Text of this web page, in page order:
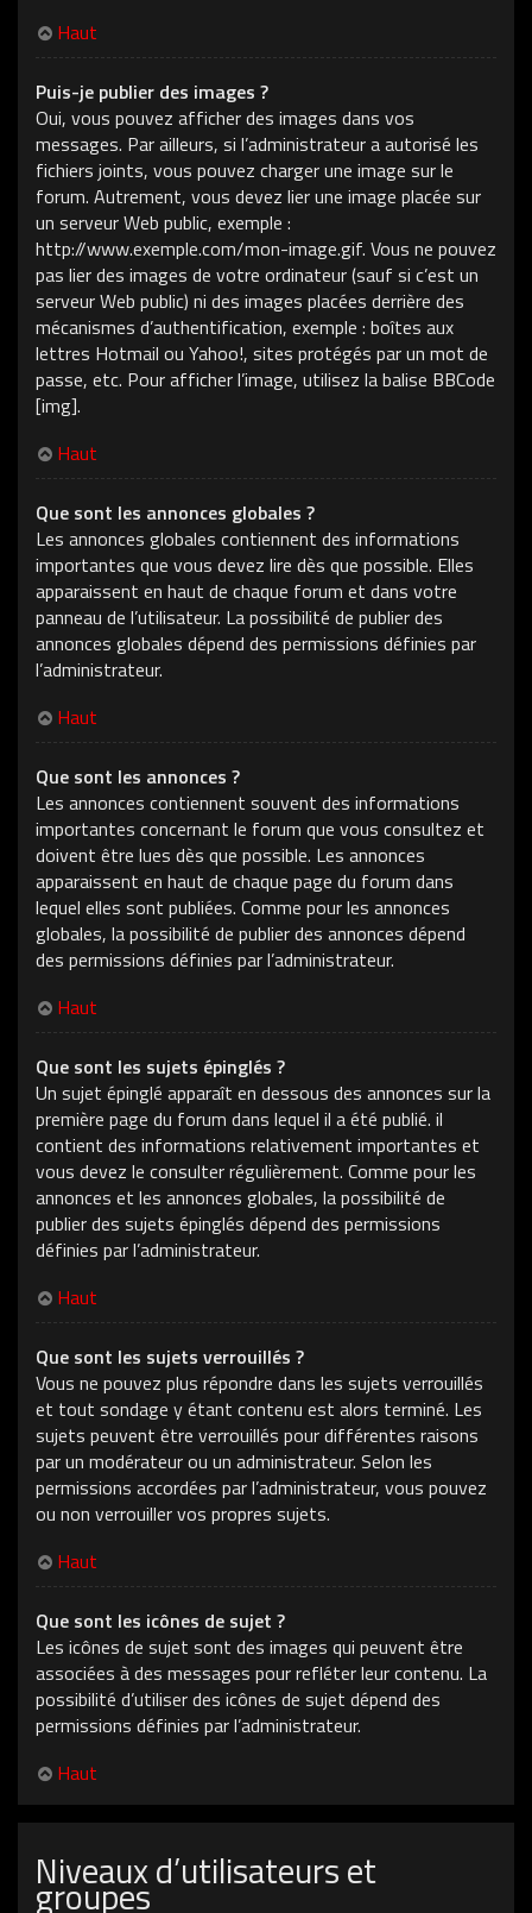
Haut
Puis-je publier des images ?
Oui, vous pouvez afficher des images dans vos
messages. Par ailleurs, si l’administrateur a autorisé les
fichiers joints, vous pouvez charger une image sur le
forum. Autrement, vous devez lier une image placée sur
un serveur Web public, exemple :
http://www.exemple.com/mon-image.gif. Vous ne pouvez
pas lier des images de votre ordinateur (sauf si c’est un
serveur Web public) ni des images placées derrière des
mécanismes d’authentification, exemple : boîtes aux
lettres Hotmail ou Yahoo!, sites protégés par un mot de
passe, etc. Pour afficher l’image, utilisez la balise BBCode
[img].
Haut
Que sont les annonces globales ?
Les annonces globales contiennent des informations
importantes que vous devez lire dès que possible. Elles
apparaissent en haut de chaque forum et dans votre
panneau de l’utilisateur. La possibilité de publier des
annonces globales dépend des permissions définies par
l’administrateur.
Haut
Que sont les annonces ?
Les annonces contiennent souvent des informations
importantes concernant le forum que vous consultez et
doivent être lues dès que possible. Les annonces
apparaissent en haut de chaque page du forum dans
lequel elles sont publiées. Comme pour les annonces
globales, la possibilité de publier des annonces dépend
des permissions définies par l’administrateur.
Haut
Que sont les sujets épinglés ?
Un sujet épinglé apparaît en dessous des annonces sur la
première page du forum dans lequel il a été publié. il
contient des informations relativement importantes et
vous devez le consulter régulièrement. Comme pour les
annonces et les annonces globales, la possibilité de
publier des sujets épinglés dépend des permissions
définies par l’administrateur.
Haut
Que sont les sujets verrouillés ?
Vous ne pouvez plus répondre dans les sujets verrouillés
et tout sondage y étant contenu est alors terminé. Les
sujets peuvent être verrouillés pour différentes raisons
par un modérateur ou un administrateur. Selon les
permissions accordées par l’administrateur, vous pouvez
ou non verrouiller vos propres sujets.
Haut
Que sont les icônes de sujet ?
Les icônes de sujet sont des images qui peuvent être
associées à des messages pour refléter leur contenu. La
possibilité d’utiliser des icônes de sujet dépend des
permissions définies par l’administrateur.
Haut
Niveaux d’utilisateurs et
groupes